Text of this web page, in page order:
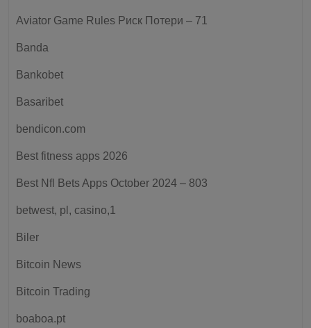
Aviator Game Rules Риск Потери – 71
Banda
Bankobet
Basaribet
bendicon.com
Best fitness apps 2026
Best Nfl Bets Apps October 2024 – 803
betwest, pl, casino,1
Biler
Bitcoin News
Bitcoin Trading
boaboa.pt